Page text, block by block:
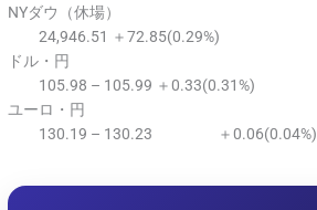
NYダウ（休場）
24,946.51 ＋72.85(0.29%)
ドル・円
105.98 – 105.99 ＋0.33(0.31%)
ユーロ・円
130.19 – 130.23 ＋0.06(0.04%)